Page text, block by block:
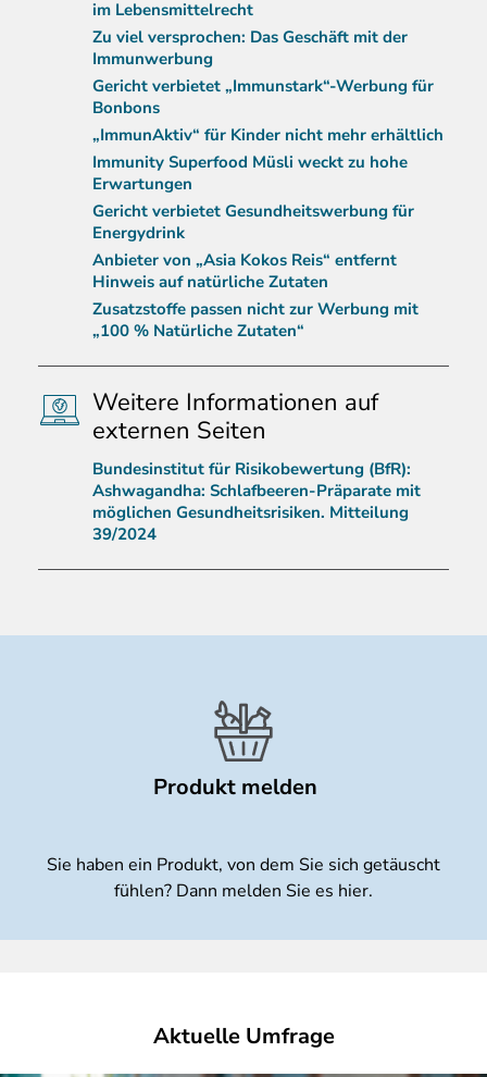
im Lebensmittelrecht
Zu viel versprochen: Das Geschäft mit der
Immunwerbung
Gericht verbietet „Immunstark“-Werbung für
Bonbons
„ImmunAktiv“ für Kinder nicht mehr erhältlich
Immunity Superfood Müsli weckt zu hohe
Erwartungen
Gericht verbietet Gesundheitswerbung für
Energydrink
Anbieter von „Asia Kokos Reis“ entfernt
Hinweis auf natürliche Zutaten
Zusatzstoffe passen nicht zur Werbung mit
„100 % Natürliche Zutaten“
Weitere Informationen auf
externen Seiten
Bundesinstitut für Risikobewertung (BfR):
Ashwagandha: Schlafbeeren-Präparate mit
möglichen Gesundheitsrisiken. Mitteilung
39/2024
Produkt melden
Sie haben ein Produkt, von dem Sie sich getäuscht
fühlen? Dann melden Sie es hier.
Aktuelle Umfrage